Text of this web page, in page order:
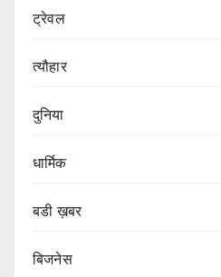
ट्रेवल
त्यौहार
दुनिया
धार्मिक
बडी ख़बर
बिजनेस